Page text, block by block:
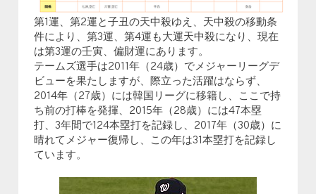
第1運、第2運と子丑の天中殺ゆえ、天中殺の移動条
件により、第3運、第4運も大運天中殺になり、現在
は第3運の壬寅、偏財運にあります。
テームズ選手は2011年（24歳）でメジャーリーグデ
ビューを果たしますが、際立った活躍はならず、
2014年（27歳）には韓国リーグに移籍し、ここで持
ち前の打棒を発揮、2015年（28歳）には47本塁
打、3年間で124本塁打を記録し、2017年（30歳）に
晴れてメジャー復帰し、この年は31本塁打を記録し
ています。